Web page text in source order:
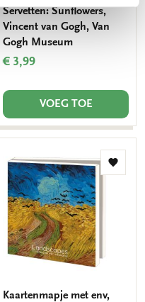
Servetten: Sunflowers,
Vincent van Gogh, Van
Gogh Museum
€ 3,99
VOEG TOE
Kaartenmapje met env,